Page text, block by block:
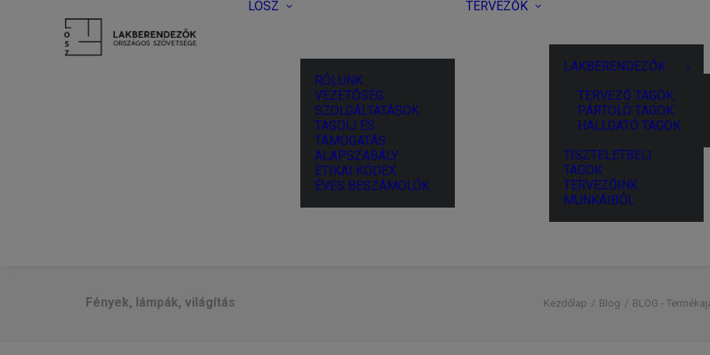
LOSZ
RÓLUNK
VEZETŐSÉG
SZOLGÁLTATÁSOK
TAGDÍJ ÉS
TÁMOGATÁS
ALAPSZABÁLY
ETIKAI KÓDEX
ÉVES BESZÁMOLÓK
TERVEZŐK
LAKBERENDEZŐK
TERVEZŐ TAGOK
PÁRTOLÓ TAGOK
HALLGATÓ TAGOK
TISZTELETBELI
TAGOK
TERVEZŐINK
MUNKÁIBÓL
Fények, lámpák, világítás Kezdőlap Blog BLOG -